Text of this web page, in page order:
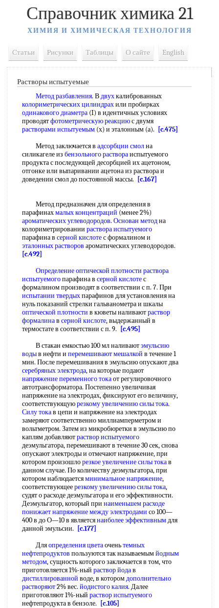
Справочник химика 21
ХИМИЯ И ХИМИЧЕСКАЯ ТЕХНОЛОГИЯ
Статьи Рисунки Таблицы О сайте English
Растворы испытуемые
Метод разбавления. Вдвухкалиброванных
колориметрических цилиндрахили пробирках
одинакового диаметра (I) в идентичных условиях
проводятфотометрическую реакциюс двумя
растворами испытуемым (х) и эталонным (а).
[c.475]
Метод заключается в адсорбции смолна
силикагеле из бензольного раствораиспытуемого
продукта с последующей десорбцией их ацетоном,
отгонке или выпаривании ацетона из раствора и
доведении смол до постоянной массы.
[c.167]
Метод предназначен для определения в
парафинахмалых концентраций (менее 2%)
ароматических углеводородов. Основан методна
колориметрировании раствора испытуемого
парафина в серной кислотес формалином и
эталонных растворов ароматических углеводородов.
[c.492]
Определение оптической плотности раствора
испытуемогопарафина в серной кислотес
формалином производят в соответствии с п. 7. При
испытании твердыхпарафинов для установления на
нуль показаний стрелки гальванометра и шкалы
оптической плотности в кюветы наливаютраствор
формалинав серной кислоте, выдержанный в
термостате в соответствии с п. 9.
[c.495]
В стакан емкостью 100 мл наливаютэмульсию
водыв нефти и перемешивают мешалкой в течение 1
мин. После перемешивания в эмульсию опускают два
серебряных электрода, на которые подают
напряжение переменного токаот регулировочного
автотрансформатора. Постепенно увеличивая
напряжение на электродах, фиксируют его величину,
соответствующуюрезкому увеличениюсилы тока.
Силу токав цепи и напряжение на электродах
замеряют соответственно миллиамперметром и
вольтметром. Затем из микробюретки в эмульсию по
каплям добавляютраствор испытуемого
деэмульгатора, перемешивают в течение 30 сек, снова
опускают электроды и отмечают напряжение, при
котором произошлорезкое увеличениесилы токав
данном случае. По количеству деэмульгатора, при
котором наблюдаетсяминимальное напряжение,
соответствующеерезкому увеличениюсилы тока,
судят о расходе деэмульгатора и его эффективности.
Деэмульгатор, который при наименьшем расходе
понижает напряжениемежду электродами со 100—
400 в до О—10 в являетсянаиболее эффективнымдля
данной эмульсии.
[c.177]
Дляопределения цветаоченьтемных
нефтепродуктов пользуются так называемымйодным
методом, сущность которого заключается в том, что
приготовляется 1%-ный раствор йодав
дистиллированной воде, в которомдополнительно
растворяют2% вес. йодистого калия. Далее
приготовляют 1%-ный раствор испытуемого
нефтепродукта в бензоле.
[c.105]